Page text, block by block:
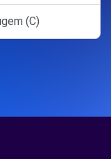
(C)